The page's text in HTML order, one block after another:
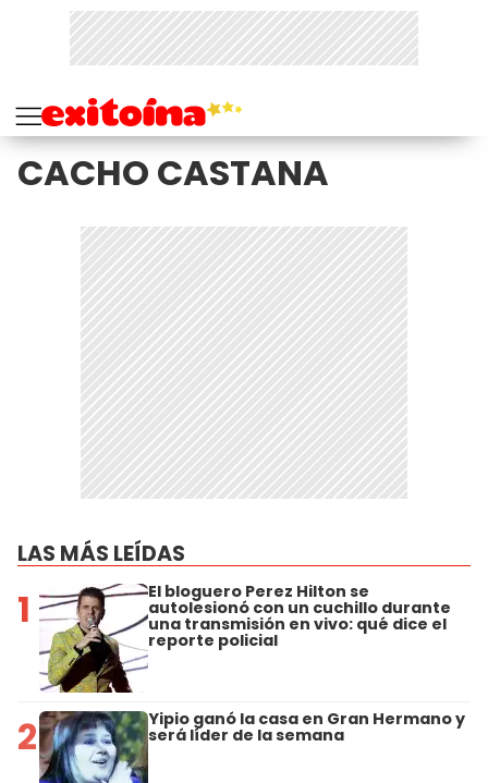
CACHO CASTANA
LAS MÁS LEÍDAS
1 El bloguero Perez Hilton se
autolesionó con un cuchillo durante
una transmisión en vivo: qué dice el
reporte policial
2 Yipio ganó la casa en Gran Hermano y
será líder de la semana